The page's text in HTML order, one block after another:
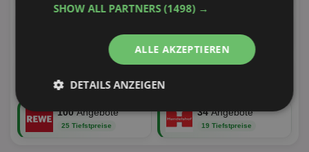
31 Tiefstpreise
30 Tiefstpreise
62 Angebote
100 Angebote
25 Tiefstpreise
34 Angebote
19 Tiefstpreise
SHOW ALL PARTNERS(1498) →
ALLE AKZEPTIEREN
DETAILS ANZEIGEN
Unbedingt
erforderlich
Performance